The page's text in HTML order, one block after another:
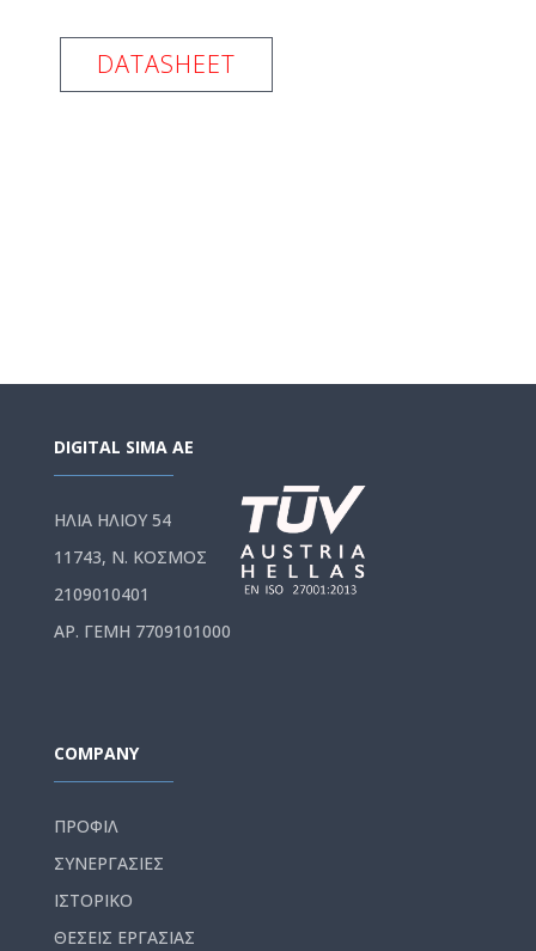
DATASHEET
DIGITAL SIMA AE
ΗΛΙΑ ΗΛΙΟΥ 54
11743, Ν. ΚΟΣΜΟΣ
2109010401
ΑΡ. ΓΕΜΗ 7709101000
COMPANY
ΠΡΟΦΙΛ
ΣΥΝΕΡΓΑΣΙΕΣ
ΙΣΤΟΡΙΚΟ
ΘΕΣΕΙΣ ΕΡΓΑΣΙΑΣ